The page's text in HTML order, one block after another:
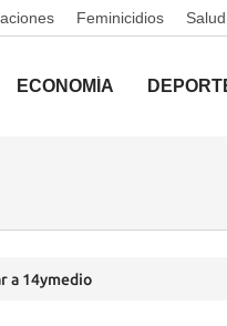
Feminicidios Salud
ECONOMÍA
a 14ymedio